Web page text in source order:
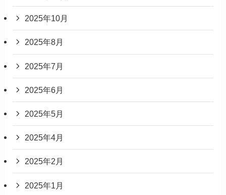
2025年10月
2025年8月
2025年7月
2025年6月
2025年5月
2025年4月
2025年2月
2025年1月